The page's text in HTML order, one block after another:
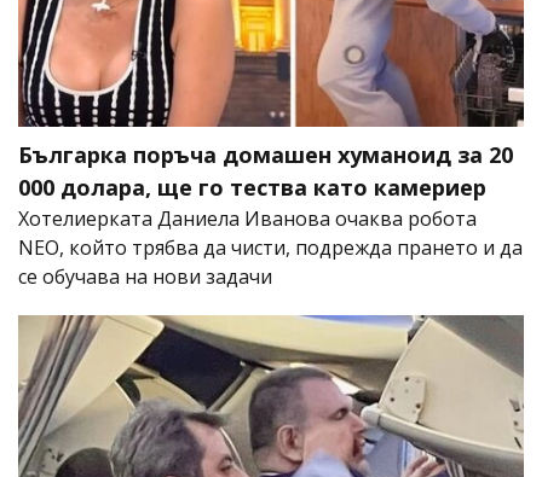
Българка поръча домашен хуманоид за 20
000 долара, ще го тества като камериер
Хотелиерката Даниела Иванова очаква робота
NEO, който трябва да чисти, подрежда прането и да
се обучава на нови задачи